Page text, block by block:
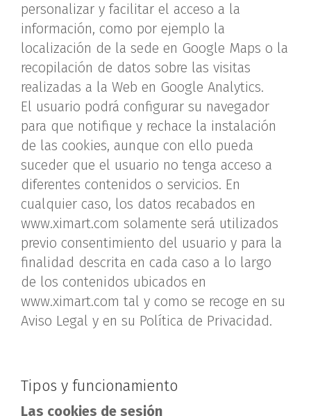
personalizar y facilitar el acceso a la
información, como por ejemplo la
localización de la sede en Google Maps o la
recopilación de datos sobre las visitas
realizadas a la Web en Google Analytics.
El usuario podrá configurar su navegador
para que notifique y rechace la instalación
de las cookies, aunque con ello pueda
suceder que el usuario no tenga acceso a
diferentes contenidos o servicios. En
cualquier caso, los datos recabados en
www.ximart.com solamente será utilizados
previo consentimiento del usuario y para la
finalidad descrita en cada caso a lo largo
de los contenidos ubicados en
www.ximart.com tal y como se recoge en su
Aviso Legal y en su Política de Privacidad.
Tipos y funcionamiento
Las cookies de sesión